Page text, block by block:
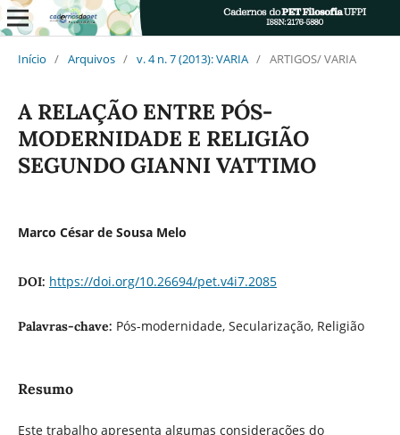
Início / Arquivos / v. 4 n. 7 (2013): VARIA / ARTIGOS/ VARIA
A RELAÇÃO ENTRE PÓS-
MODERNIDADE E RELIGIÃO
SEGUNDO GIANNI VATTIMO
Marco César de Sousa Melo
DOI: https://doi.org/10.26694/pet.v4i7.2085
Palavras-chave: Pós-modernidade, Secularização, Religião
Resumo
Este trabalho apresenta algumas considerações do